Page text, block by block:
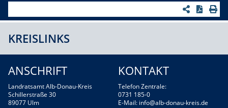
KREISLINKS
ANSCHRIFT
Landratsamt Alb-Donau-Kreis
Schillerstraße 30
89077 Ulm
KONTAKT
Telefon Zentrale:
0731 185-0
E-Mail: info@alb-donau-kreis.de